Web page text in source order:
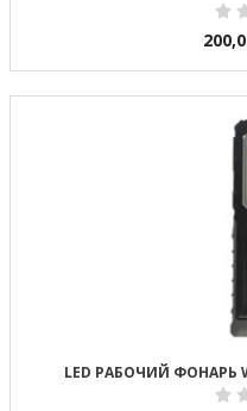
LED РАБОЧИЙ ФОНАРЬ